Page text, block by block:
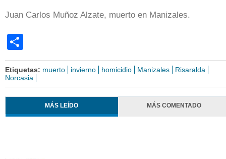
Juan Carlos Muñoz Alzate, muerto en Manizales.
Etiquetas: muerto invierno homicidio Manizales
Risaralda
Norcasia
MÁS LEÍDO MÁS COMENTADO